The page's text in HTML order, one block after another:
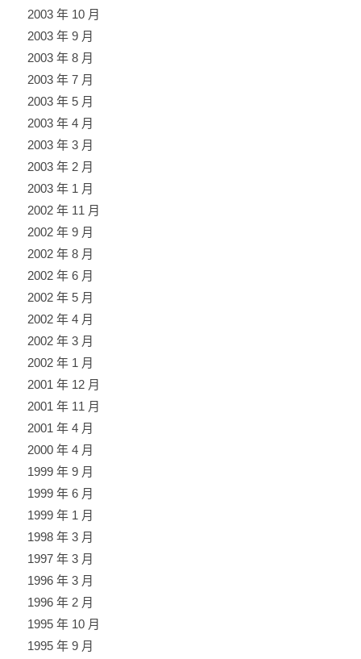
2003 年 10 月
2003 年 9 月
2003 年 8 月
2003 年 7 月
2003 年 5 月
2003 年 4 月
2003 年 3 月
2003 年 2 月
2003 年 1 月
2002 年 11 月
2002 年 9 月
2002 年 8 月
2002 年 6 月
2002 年 5 月
2002 年 4 月
2002 年 3 月
2002 年 1 月
2001 年 12 月
2001 年 11 月
2001 年 4 月
2000 年 4 月
1999 年 9 月
1999 年 6 月
1999 年 1 月
1998 年 3 月
1997 年 3 月
1996 年 3 月
1996 年 2 月
1995 年 10 月
1995 年 9 月